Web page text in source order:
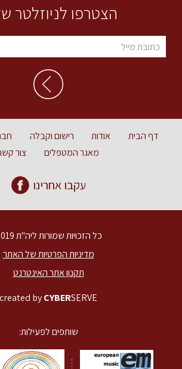
הצטרפו לניוזלטר
דף הבית אודות רישום וקבלה
מאגר המטפלים
צור
עקבו אחרינו
כל הזכויות שמורות ליה"ת 2019
מדיניות הפרטיות של האתר
תקנון אתר האינטרנט
created byCYBERSERVE
שותפים לפעילות: